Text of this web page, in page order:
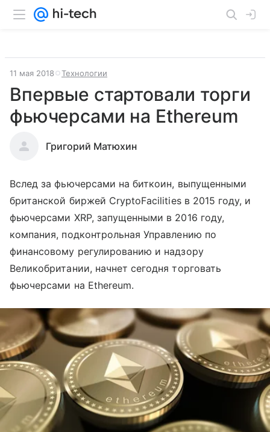
11 мая 2018 Технологии
Впервые стартовали торги
фьючерсами на Ethereum
Григорий Матюхин
Вслед за фьючерсами на биткоин, выпущенными
британской биржей CryptoFacilities в 2015 году, и
фьючерсами XRP, запущенными в 2016 году,
компания, подконтрольная Управлению по
финансовому регулированию и надзору
Великобритании, начнет сегодня торговать
фьючерсами на Ethereum.